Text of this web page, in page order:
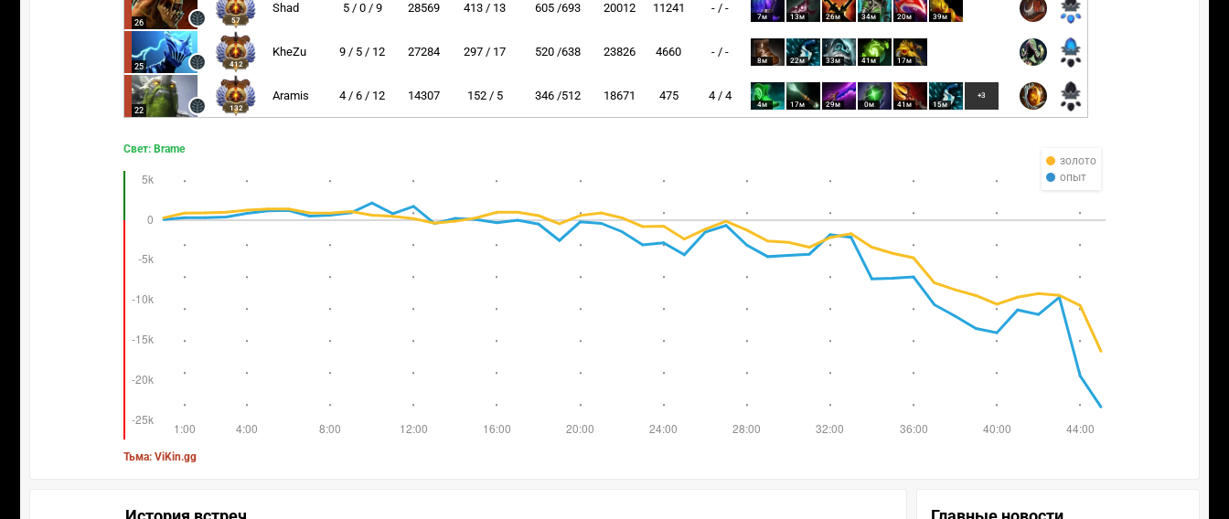
26 57
Shad 5 / 0 / 9 28569 413 / 13 605 /693 20012 11241 - / -
7м 13м 26м 34м 20м 39м
25 412
KheZu 9 / 5 / 12 27284 297 / 17 520 /638 23826 4660 - / -
8м 22м 33м 41м 17м
22 132
Aramis 4 / 6 / 12 14307 152 / 5 346 /512 18671 475 4 / 4
4м 17м 29м 0м 41м 15м
+3
золото
опыт
Свет: Brame
Тьма: ViKin.gg